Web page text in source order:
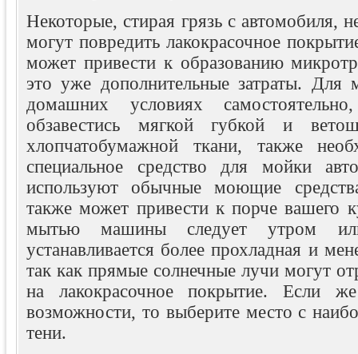
Некоторые, стирая грязь с автомобиля,
могут повредить лакокрасочное
может привести к образованию
это уже дополнительные затраты. Для
домашних условиях
обзавестись мягкой губкой и
хлопчатобумажной ткани, также
специальное средство для мойки
используют обычные моющие
также может привести к порче вашего
мытью машины следует утром
устанавливается более прохладная и
так как прямые солнечные лучи могут
на лакокрасочное покрытие. Если
возможности, то выберите место с
тени.